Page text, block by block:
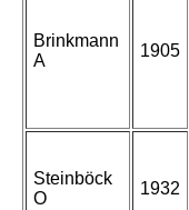
Brinkmann
A
1905
Steinböck
O
1932